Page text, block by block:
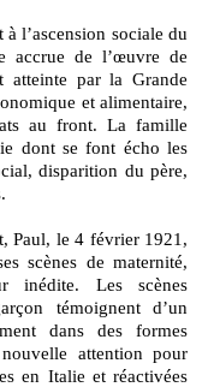
l’ascension sociale du
accrue de l’œuvre de
atteinte par la Grande
et alimentaire,
au front. La famille
dont se font écho les
disparition du père,
Paul, le 4 février 1921,
scènes de maternité,
inédite. Les scènes
témoignent d’un
dans des formes
attention pour
en Italie et réactivées